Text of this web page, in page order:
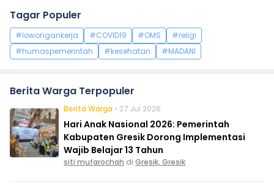
Tagar Populer
#lowongankerja #COVID19 #OMS
#religi
#humaspemerintah
#kesehatan #MADANI
Berita Warga Terpopuler
Berita Warga • 27 Jul 2026
Hari Anak Nasional 2026: Pemerintah
Kabupaten Gresik Dorong Implementasi
Wajib Belajar 13 Tahun
siti mufarochah di Gresik, Gresik